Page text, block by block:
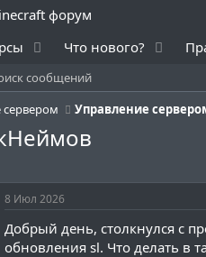
Что нового?
сообщений
Управление
8 Июл 2026
Добрый день, столкнулся с
обновления sl. Что делать в